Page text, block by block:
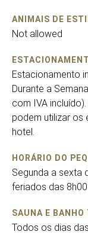
ANIMAIS DE
Not allowed
Estacionamento
Durante a
com IVA
podem utilizar os
hotel.
HORÁRIO DO
Segunda a sexta
feriados das
SAUNA E BANHO
Todos os dias